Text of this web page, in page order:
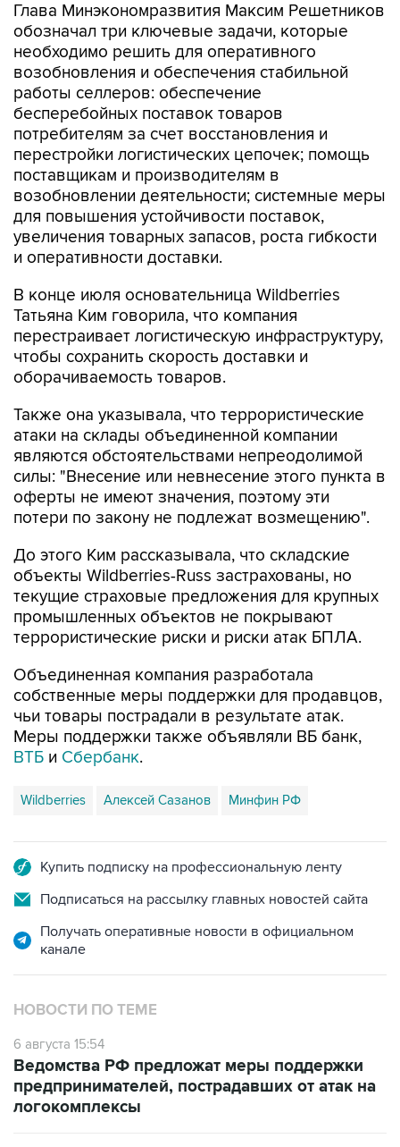
Глава Минэкономразвития Максим Решетников
обозначал три ключевые задачи, которые
необходимо решить для оперативного
возобновления и обеспечения стабильной
работы селлеров: обеспечение
бесперебойных поставок товаров
потребителям за счет восстановления и
перестройки логистических цепочек; помощь
поставщикам и производителям в
возобновлении деятельности; системные меры
для повышения устойчивости поставок,
увеличения товарных запасов, роста гибкости
и оперативности доставки.
В конце июля основательница Wildberries
Татьяна Ким говорила, что компания
перестраивает логистическую инфраструктуру,
чтобы сохранить скорость доставки и
оборачиваемость товаров.
Также она указывала, что террористические
атаки на склады объединенной компании
являются обстоятельствами непреодолимой
силы: "Внесение или невнесение этого пункта в
оферты не имеют значения, поэтому эти
потери по закону не подлежат возмещению".
До этого Ким рассказывала, что складские
объекты Wildberries-Russ застрахованы, но
текущие страховые предложения для крупных
промышленных объектов не покрывают
террористические риски и риски атак БПЛА.
Объединенная компания разработала
собственные меры поддержки для продавцов,
чьи товары пострадали в результате атак.
Меры поддержки также объявляли ВБ банк,
ВТБ и Сбербанк.
Wildberries Алексей Сазанов Минфин РФ
Купить подписку на профессиональную ленту
Подписаться на рассылку главных новостей сайта
Получать оперативные новости в официальном
канале
НОВОСТИ ПО ТЕМЕ
6 августа 15:54
Ведомства РФ предложат меры поддержки
предпринимателей, пострадавших от атак на
логокомплексы